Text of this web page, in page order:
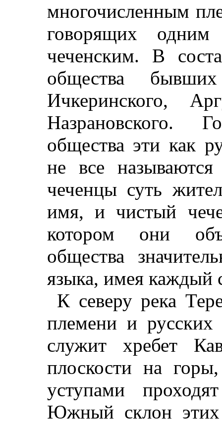
многочисленным
говорящих
чеченским. В
общества
Ичкеринского,
Назрановского.
общества эти как
не все
чеченцы суть
имя, и чистый
котором они
общества
языка, имея каждый
К северу река
племени и
служит хребет
плоскости на
уступами
Южный склон этих